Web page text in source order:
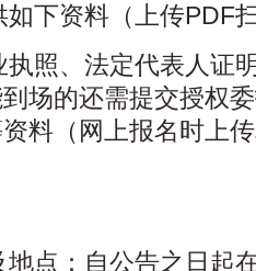
如下资料（上传PDF
照、法定代表人证
场的还需提交授权
料（网上报名时上
地点：自公告之日起